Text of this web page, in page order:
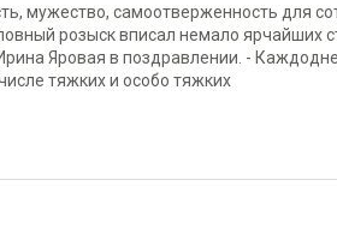
мужество, самоотверженность для
розыск вписал немало ярчайших
Яровая в поздравлении. -
тяжких и особо тяжких